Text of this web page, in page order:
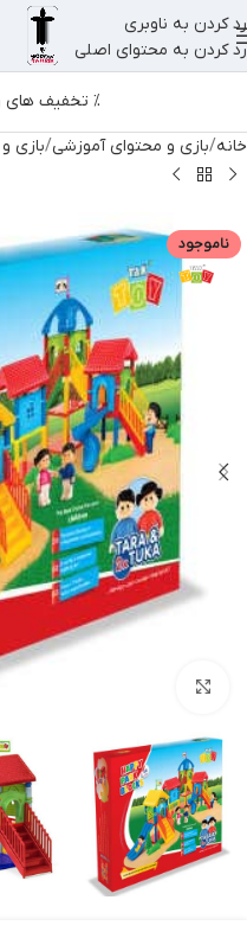
رد کردن به ناوبری
رد کردن به محتوای اصلی
% تخفیف های
خانه بازی و محتوای آموزشی بازی
ناموجود